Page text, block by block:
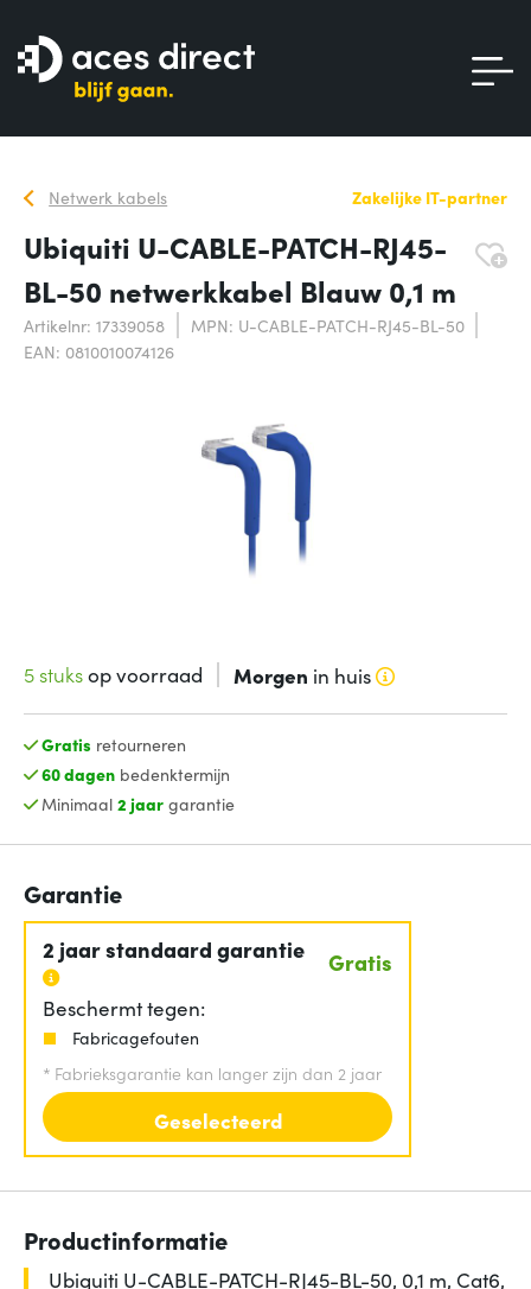
Netwerk kabels Zakelijke IT-partner
Ubiquiti U-CABLE-PATCH-RJ45-
BL-50 netwerkkabel Blauw 0,1 m
Artikelnr: 17339058
MPN: U-CABLE-PATCH-RJ45-BL-50
EAN: 0810010074126
5 stuksop voorraad Morgen in huis
Gratis retourneren
60 dagenbedenktermijn
Minimaal 2 jaargarantie
Garantie
2 jaar standaard garantie Gratis
Beschermt tegen:
Fabricagefouten
* Fabrieksgarantie kan langer zijn dan 2 jaar
Geselecteerd
Productinformatie
Ubiquiti U-CABLE-PATCH-RJ45-BL-50, 0,1 m, Cat6,